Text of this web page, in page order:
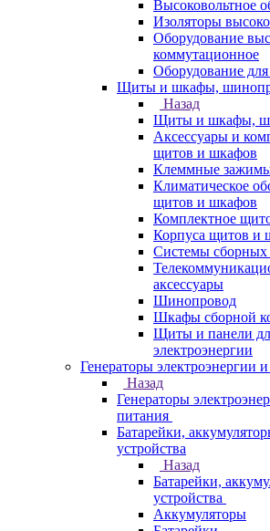
Высоковольтное
Изоляторы
Оборудование
коммутационное
Оборудование
Щиты и шкафы,
Назад
Щиты и шкафы,
Аксессуары и
щитов и шкафов
Клеммные
Климатическое
щитов и шкафов
Комплектное
Корпуса щитов и
Системы
аксессуары
Шинопровод
Шкафы сборной
Щиты и панели
электроэнергии
Генераторы электроэнергии
Назад
Генераторы
питания
Батарейки,
устройства
Назад
Батарейки,
устройства
Аккумуляторы